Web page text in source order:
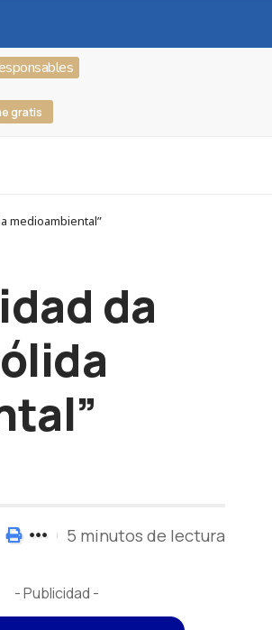
gratis
medioambiental”
da
5 minutos de lectura
- Publicidad -